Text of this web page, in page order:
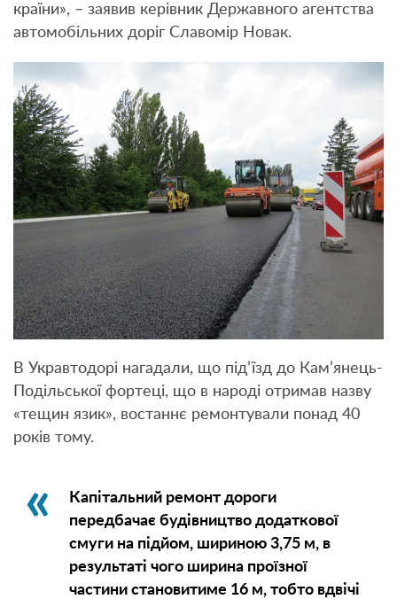
країни», – заявив керівник Державного агентства
автомобільних доріг Славомір Новак.
В Укравтодорі нагадали, що під’їзд до Кам’янець-
Подільської фортеці, що в народі отримав назву
«тещин язик», востаннє ремонтували понад 40
років тому.
Капітальний ремонт дороги
передбачає будівництво додаткової
смуги на підйом, шириною 3,75 м, в
результаті чого ширина проїзної
частини становитиме 16 м, тобто вдвічі